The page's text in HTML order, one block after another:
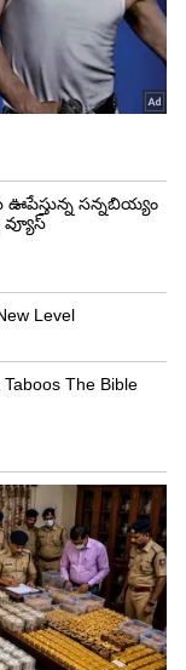
పనిలో
జాగ్రత్తలు
ఈరోజునూతన
కుటుంబం నందు
నందు
సాధిస్తారు.
లభిస్తుంది.
సమాజం
మహాలక్ష్మి
పొందండి .